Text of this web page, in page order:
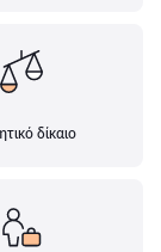
δίκαιο